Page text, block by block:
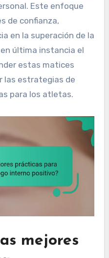
Este enfoque
de confianza,
en la superación de la
última instancia el
estas matices
las estrategias de
para los atletas.
mejores